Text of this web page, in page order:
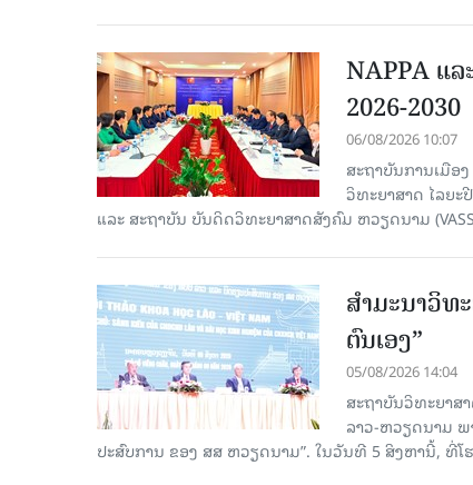
NAPPA ແ
2026-2030
06/08/2026 10:07
ສະຖາບັນການເມື
ວິທະຍາສາດ ໄລຍະ
ແລະ ສະຖາບັນ ບັນດິດວິທະຍາສາດສັງຄົມ ຫວຽດນາມ
ສຳມະນາວິທ
ຕົນເອງ”
05/08/2026 14:04
ສະຖາບັນວິທະຍາສ
ລາວ-ຫວຽດນາມ ພ
ປະສົບການ ຂອງ ສສ ຫວຽດນາມ”. ໃນວັນທີ 5 ສິງຫານີ້, ທີ່